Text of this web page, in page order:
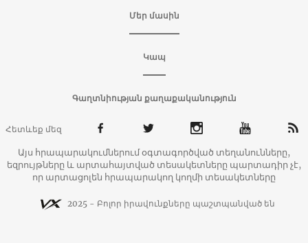
Մեր մասին
Կապ
Գաղտնիության քաղաքականություն
Հետևեք մեզ
Այս հրապարակումներում օգտագործված տեղանունները,
եզրույթները և արտահայտված տեսակետները պարտադիր չէ,
որ արտացոլեն հրապարակող կողմի տեսակետները
2025 - Բոլոր իրավունքները պաշտպանված են